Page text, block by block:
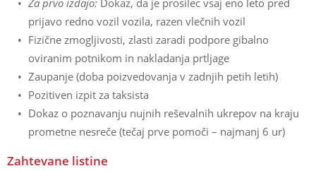
Za prvo izdajo: Dokaz, da je prosilec vsaj eno leto pred
prijavo redno vozil vozila, razen vlečnih vozil
Fizične zmogljivosti, zlasti zaradi podpore gibalno
oviranim potnikom in nakladanja prtljage
Zaupanje (doba poizvedovanja v zadnjih petih letih)
Pozitiven izpit za taksista
Dokaz o poznavanju nujnih reševalnih ukrepov na kraju
prometne nesreče (tečaj prve pomoči – najmanj 6 ur)
Zahtevane listine